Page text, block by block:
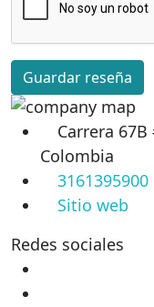
Guardar reseña
Carrera
Colombia
3161395900
Sitio web
Redes sociales